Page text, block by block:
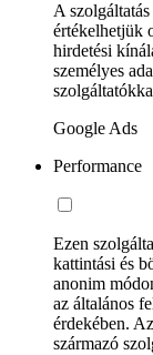
A
értékelhetjük
hirdetési
személyes
Google Ads
Performance
Ezen
kattintási és
anonim
az általános
érdekében.
származó